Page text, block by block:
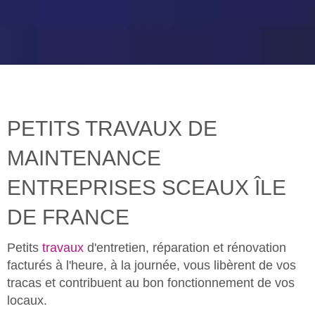
PETITS TRAVAUX DE
MAINTENANCE
ENTREPRISES SCEAUX ÎLE
DE FRANCE
Petits travaux d'entretien, réparation et rénovation
facturés à l'heure, à la journée, vous libèrent de vos
tracas et contribuent au bon fonctionnement de vos
locaux.